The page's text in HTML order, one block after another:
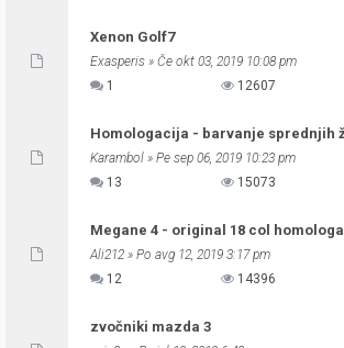
Xenon Golf7
Exasperis » Če okt 03, 2019 10:08 pm
1
12607
Homologacija - barvanje sprednjih
Karambol » Pe sep 06, 2019 10:23 pm
13
15073
Megane 4 - original 18 col
Ali212 » Po avg 12, 2019 3:17 pm
12
14396
zvočniki mazda 3